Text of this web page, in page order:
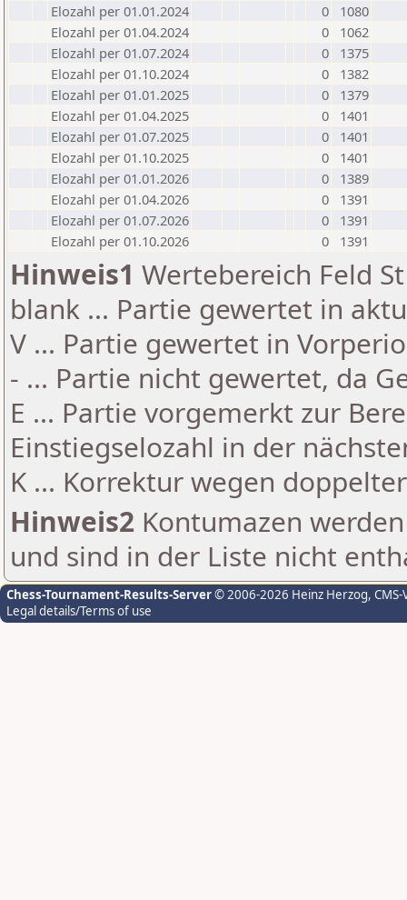
Elozahl per 01.01.2024
0
1080
Elozahl per 01.04.2024
0
1062
Elozahl per 01.07.2024
0
1375
Elozahl per 01.10.2024
0
1382
Elozahl per 01.01.2025
0
1379
Elozahl per 01.04.2025
0
1401
Elozahl per 01.07.2025
0
1401
Elozahl per 01.10.2025
0
1401
Elozahl per 01.01.2026
0
1389
Elozahl per 01.04.2026
0
1391
Elozahl per 01.07.2026
0
1391
Elozahl per 01.10.2026
0 1391
Hinweis1 Wertebereich Feld
blank ... Partie gewertet in
V ... Partie gewertet in
- ... Partie nicht gewertet, da
E ... Partie vorgemerkt zur
Einstiegselozahl in der
K ... Korrektur wegen
Hinweis2 Kontumazen
und sind in der Liste nicht
Chess-Tournament-Results-Server© 2006-2026 Heinz Herzog,
Legal details/Terms of use